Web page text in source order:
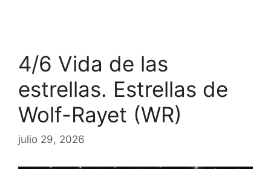
4/6 Vida de las
estrellas. Estrellas de
Wolf-Rayet (WR)
julio 29, 2026